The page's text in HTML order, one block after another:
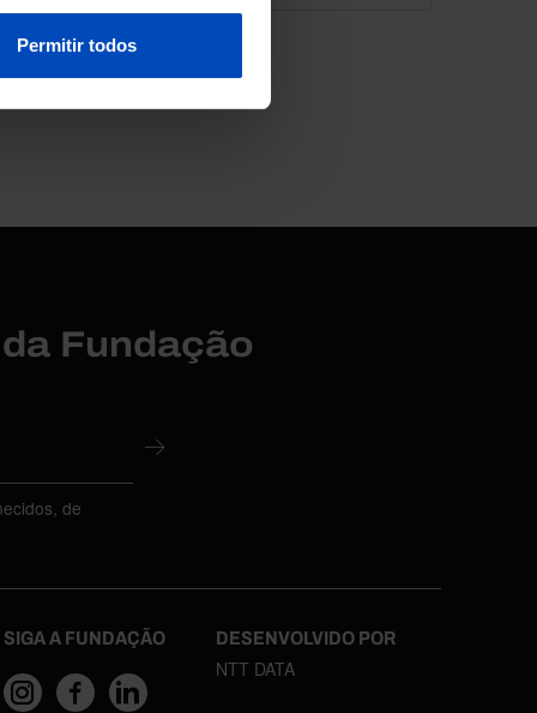
Permitir todos
Fundação
de
SIGA A FUNDAÇÃO DESENVOLVIDO POR
NTT DATA